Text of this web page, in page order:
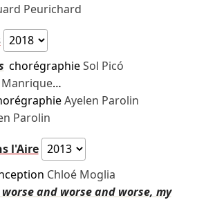
Peurichard
chorégraphieSol Picó
Manrique…
Ayelen Parolin
Parolin
l'Aire
Chloé Moglia
and worse and worse, my